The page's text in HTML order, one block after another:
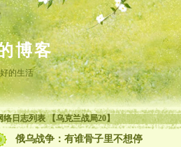
博客
的生活
络日志列表 【乌克兰战局20】
俄乌战争：有谁骨子里不想停